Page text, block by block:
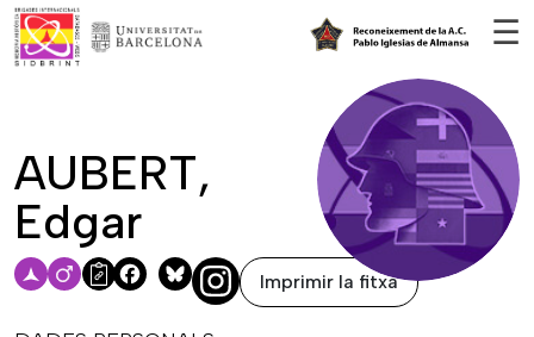
☰
AUBERT,
Edgar
Facebook
Bluesky Imprimir la fitxa